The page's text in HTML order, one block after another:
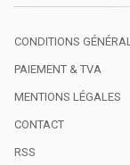
CONDITIONS
PAIEMENT & TVA
MENTIONS LÉGALES
CONTACT
RSS